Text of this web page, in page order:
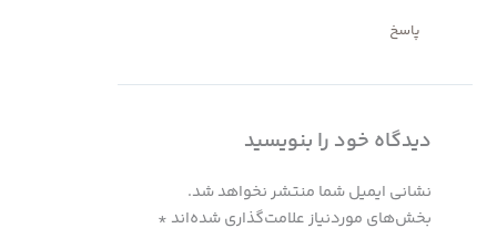
پاسخ
دیدگاه‌ خود را بنویسید
نشانی ایمیل شما منتشر نخواهد شد.
بخش‌های موردنیاز علامت‌گذاری شده‌اند *